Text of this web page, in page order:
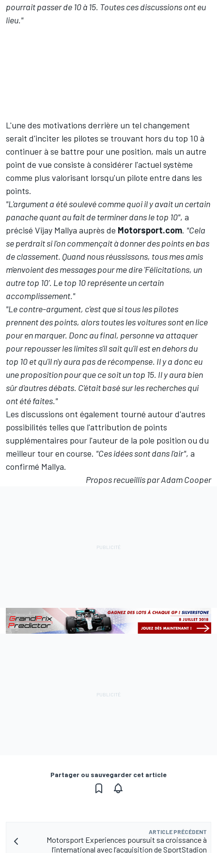
pourrait passer de 10 à 15. Toutes ces discussions ont eu
lieu."
L'une des motivations derrière un tel changement
serait d'inciter les pilotes se trouvant hors du top 10 à
continuer à se battre pour une position, mais un autre
point de vue consiste à considérer l'actuel système
comme plus valorisant lorsqu'un pilote entre dans les
points.
"L'argument a été soulevé comme quoi il y avait un certain
panache quant au fait de terminer dans le top 10", a
précisé Vijay Mallya auprès de Motorsport.com. "Cela
se perdrait si l'on commençait à donner des points en bas
de classement. Quand nous réussissons, tous mes amis
m'envoient des messages pour me dire 'Félicitations, un
autre top 10'. Le top 10 représente un certain
accomplissement."
"Le contre-argument, c'est que si tous les pilotes
prennent des points, alors toutes les voitures sont en lice
pour en marquer. Donc au final, personne va attaquer
pour repousser les limites s'il sait qu'il est en dehors du
top 10 et qu'il n'y aura pas de récompense. Il y a donc eu
une proposition pour que ce soit un top 15. Il y aura bien
sûr d'autres débats. C'était basé sur les recherches qui
ont été faites."
Les discussions ont également tourné autour d'autres
possibilités telles que l'attribution de points
supplémentaires pour l'auteur de la pole position ou du
meilleur tour en course. "Ces idées sont dans l'air", a
confirmé Mallya.
Propos recueillis par Adam Cooper
Partager ou sauvegarder cet article
ARTICLE PRÉCÉDENT
Motorsport Experiences poursuit sa croissance à
l’international avec l’acquisition de SportStadion